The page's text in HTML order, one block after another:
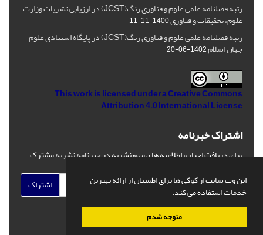
این وب سایت از کوکی ها برای اطمینان از ارائه بهترین
خدمات استفاده می کند.
متوجه شدم
رتبه فصلنامه علمی علوم و فناوری رنگ(JCST) در ارزیابی نشریات وزارت
علوم، تحقیقات و فناوری1400-11-11
رتبه فصلنامه علمی علوم و فناوری رنگ(JCST) در پایگاه استنادی علوم
جهان اسلام1402-06-20
This work is licensed under aCreative Commons
Attribution 4.0 International License
اشتراک خبرنامه
برای دریافت اخبار و اطلاعیه های مهم نشریه در خبرنامه نشریه مشترک
اشتراک